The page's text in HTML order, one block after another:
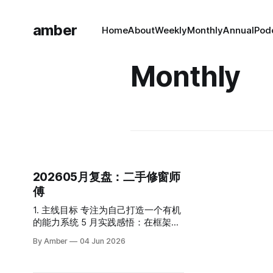
amber HomeAboutWeeklyMonthlyAnnual
Monthly
202605月复盘：二手修窗师
傅
1. 主线目标 专注为自己打造一个有机
的能力系统 5 月实践感悟：在框架中
不依赖三分钟热度） 1. 内容创作 播
By Amber 04 Jun 2026